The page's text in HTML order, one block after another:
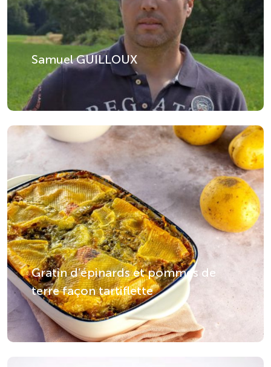
Samuel GUILLOUX
Gratin d’épinards et pommes de
terre façon tartiflette